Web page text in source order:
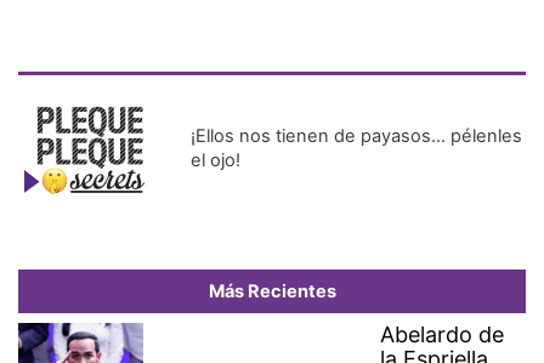
¡Ellos nos tienen de payasos… pélenles
el ojo!
Más Recientes
Abelardo de